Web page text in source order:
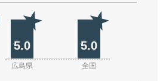
5.0 5.0
広島県 全国